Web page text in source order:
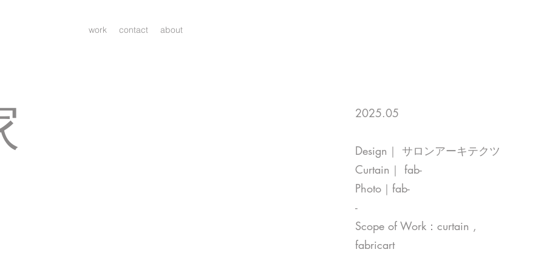
work contact about
2025.05
Design｜ サロンアーキテクツ
Curtain｜ fab-
Photo｜fab-
-
Scope of Work：curtain ,
fabricart